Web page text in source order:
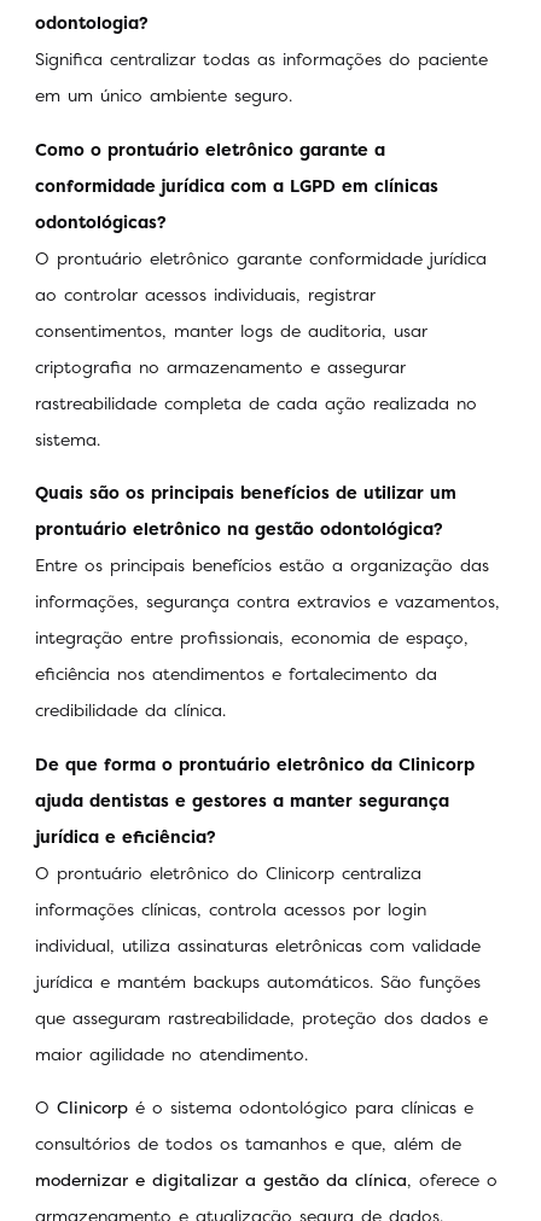
odontologia?
Significa centralizar todas as informações do paciente
em um único ambiente seguro.
Como o prontuário eletrônico garante a
conformidade jurídica com a LGPD em clínicas
odontológicas?
O prontuário eletrônico garante conformidade jurídica
ao controlar acessos individuais, registrar
consentimentos, manter logs de auditoria, usar
criptografia no armazenamento e assegurar
rastreabilidade completa de cada ação realizada no
sistema.
Quais são os principais benefícios de utilizar um
prontuário eletrônico na gestão odontológica?
Entre os principais benefícios estão a organização das
informações, segurança contra extravios e vazamentos,
integração entre profissionais, economia de espaço,
eficiência nos atendimentos e fortalecimento da
credibilidade da clínica.
De que forma o prontuário eletrônico da Clinicorp
ajuda dentistas e gestores a manter segurança
jurídica e eficiência?
O prontuário eletrônico do Clinicorp centraliza
informações clínicas, controla acessos por login
individual, utiliza assinaturas eletrônicas com validade
jurídica e mantém backups automáticos. São funções
que asseguram rastreabilidade, proteção dos dados e
maior agilidade no atendimento.
O Clinicorp é o sistema odontológico para clínicas e
consultórios de todos os tamanhos e que, além de
modernizar e digitalizar a gestão da clínica, oferece o
armazenamento e atualização segura de dados.